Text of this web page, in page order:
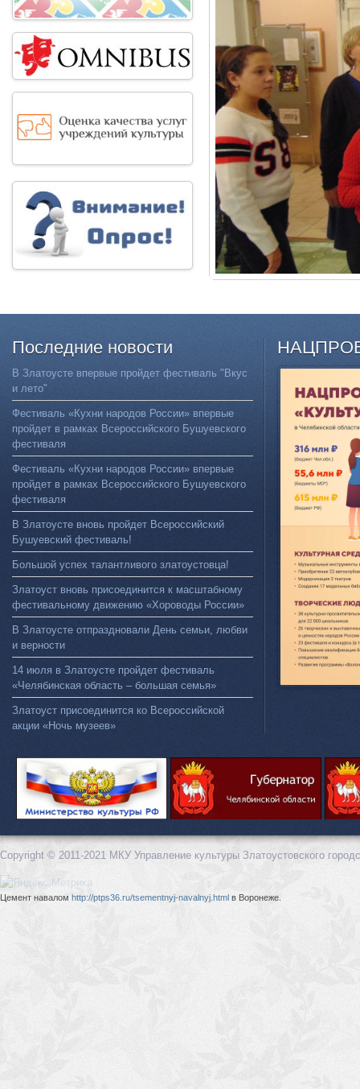
Последние новости
В Златоусте впервые пройдет фестиваль "Вкус
и лето"
Фестиваль «Кухни народов России» впервые
пройдет в рамках Всероссийского Бушуевского
фестиваля
Фестиваль «Кухни народов России» впервые
пройдет в рамках Всероссийского Бушуевского
фестиваля
В Златоусте вновь пройдет Всероссийский
Бушуевский фестиваль!
Большой успех талантливого златоустовца!
Златоуст вновь присоединится к масштабному
фестивальному движению «Хороводы России»
В Златоусте отпраздновали День семьи, любви
и верности
14 июля в Златоусте пройдет фестиваль
«Челябинская область – большая семья»
Златоуст присоединится ко Всероссийской
акции «Ночь музеев»
Copyright © 2011-2021 МКУ Управление культуры Златоустовского
Цемент навалом http://ptps36.ru/tsementnyj-navalnyj.html в Воронеже.